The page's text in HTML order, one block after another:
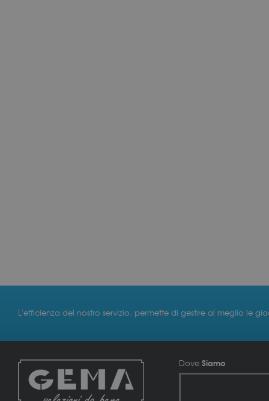
L'efficienza del nostro servizio, permette di gestire al meglio le
Dove Siamo